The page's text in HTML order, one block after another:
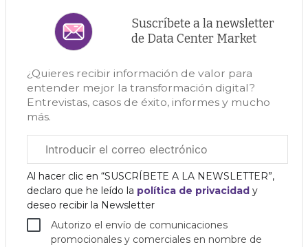
Suscríbete a la newsletter
de Data Center Market
¿Quieres recibir información de valor para
entender mejor la transformación digital?
Entrevistas, casos de éxito, informes y mucho
más.
electrónico
corporativo
Al hacer clic en “SUSCRÍBETE A LA NEWSLETTER”,
declaro que he leído la política de privacidad y
deseo recibir la Newsletter
Autorizo el envío de comunicaciones
promocionales y comerciales en nombre de